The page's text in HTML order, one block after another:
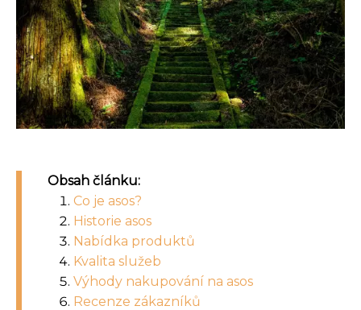
Obsah článku:
Co je asos?
Historie asos
Nabídka produktů
Kvalita služeb
Výhody nakupování na asos
Recenze zákazníků